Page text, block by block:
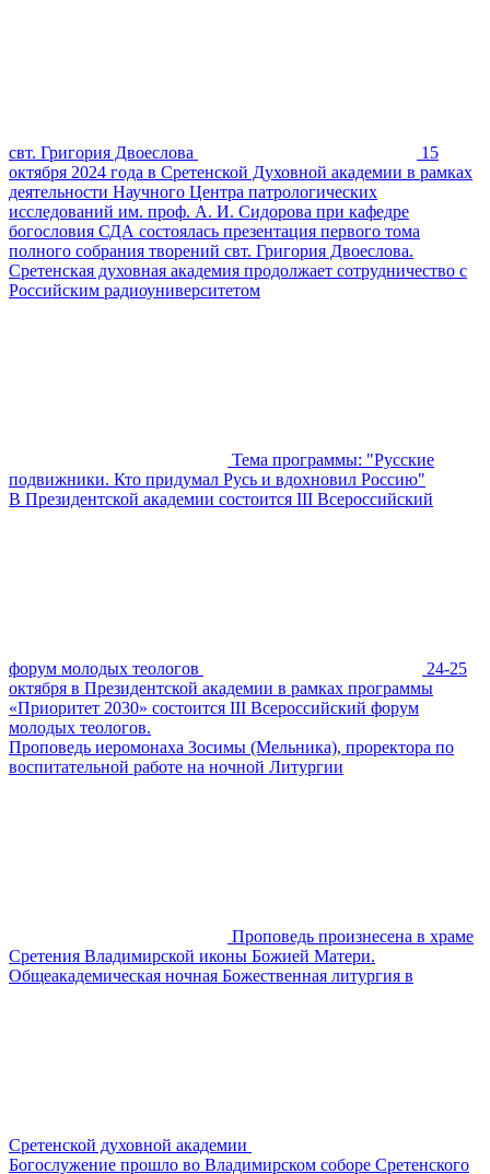
свт. Григория Двоеслова
15
октября 2024 года в Сретенской Духовной академии в рамках
деятельности Научного Центра патрологических
исследований им. проф. А. И. Сидорова при кафедре
богословия СДА состоялась презентация первого тома
полного собрания творений свт. Григория Двоеслова.
Сретенская духовная академия продолжает сотрудничество с
Российским радиоуниверситетом
Тема программы: "Русские
подвижники. Кто придумал Русь и вдохновил Россию"
В Президентской академии состоится III Всероссийский
форум молодых теологов
24-25
октября в Президентской академии в рамках программы
«Приоритет 2030» состоится III Всероссийский форум
молодых теологов.
Проповедь иеромонаха Зосимы (Мельника), проректора по
воспитательной работе на ночной Литургии
Проповедь произнесена в храме
Сретения Владимирской иконы Божией Матери.
Общеакадемическая ночная Божественная литургия в
Сретенской духовной академии
Богослужение прошло во Владимирском соборе Сретенского